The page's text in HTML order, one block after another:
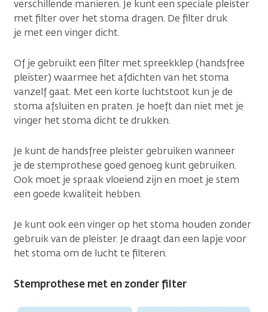
verschillende manieren. Je kunt een speciale pleister
met filter over het stoma dragen. De filter druk
je met een vinger dicht.
Of je gebruikt een filter met spreekklep (handsfree
pleister) waarmee het afdichten van het stoma
vanzelf gaat. Met een korte luchtstoot kun je de
stoma afsluiten en praten. Je hoeft dan niet met je
vinger het stoma dicht te drukken.
Je kunt de handsfree pleister gebruiken wanneer
je de stemprothese goed genoeg kunt gebruiken.
Ook moet je spraak vloeiend zijn en moet je stem
een goede kwaliteit hebben.
Je kunt ook een vinger op het stoma houden zonder
gebruik van de pleister. Je draagt dan een lapje voor
het stoma om de lucht te filteren.
Stemprothese met en zonder filter